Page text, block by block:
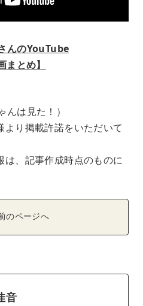
んのYouTube
とめ】
んは見た！）
り掲載許諾をいただいて
、記事作成時点のものに
のページへ
音